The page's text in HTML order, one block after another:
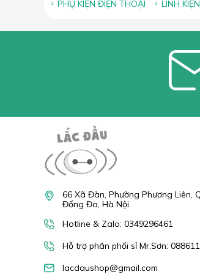
PHỤ KIỆN ĐIỆN THOẠI
LINH
66 Xã Đàn, Phường Phương Liên,
Đống Đa, Hà Nội
Hotline & Zalo: 0349296461
Hỗ trợ phân phối sỉ Mr.Sơn:
lacdaushop@gmail.com